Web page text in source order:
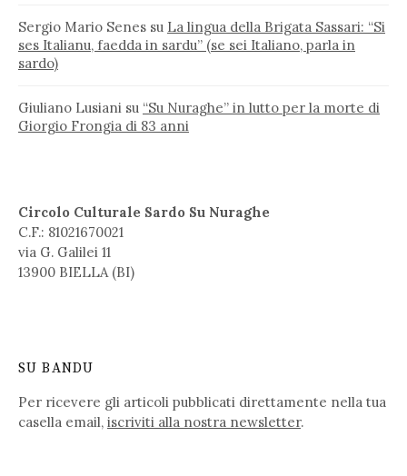
Sergio Mario Senes su La lingua della Brigata Sassari: “Si
ses Italianu, faedda in sardu” (se sei Italiano, parla in
sardo)
Giuliano Lusiani su “Su Nuraghe” in lutto per la morte di
Giorgio Frongia di 83 anni
Circolo Culturale Sardo Su Nuraghe
C.F.: 81021670021
via G. Galilei 11
13900 BIELLA (BI)
SU BANDU
Per ricevere gli articoli pubblicati direttamente nella tua
casella email, iscriviti alla nostra newsletter.